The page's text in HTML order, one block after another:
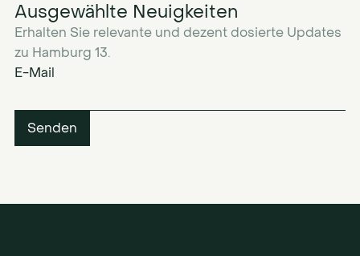
Ausgewählte Neuigkeiten
Erhalten Sie relevante und dezent dosierte Updates
zu Hamburg 13.
E-Mail